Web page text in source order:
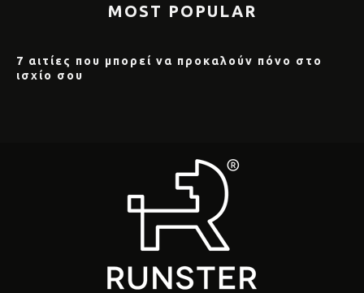
MOST POPULAR
7 αιτίες που μπορεί να προκαλούν πόνο στο
ισχίο σου